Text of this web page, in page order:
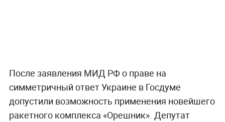
После заявления МИД РФ о праве на
симметричный ответ Украине в Госдуме
допустили возможность применения новейшего
ракетного комплекса «Орешник». Депутат